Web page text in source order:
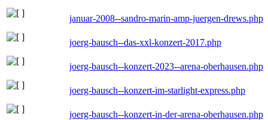
januar-2008--sandro-marin-amp-juergen-drews.php
joerg-bausch--das-xxl-konzert-2017.php
joerg-bausch--konzert-2023--arena-oberhausen.php
joerg-bausch--konzert-im-starlight-express.php
joerg-bausch--konzert-in-der-arena-oberhausen.php